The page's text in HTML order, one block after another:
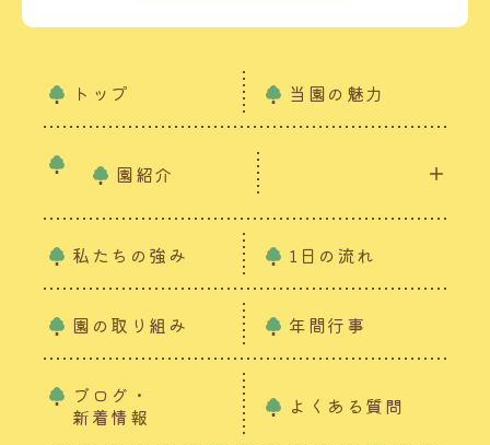
トップ 当園の魅力
園紹介
私たちの強み 1日の流れ
園の取り組み 年間行事
ブログ・
新着情報
よくある質問